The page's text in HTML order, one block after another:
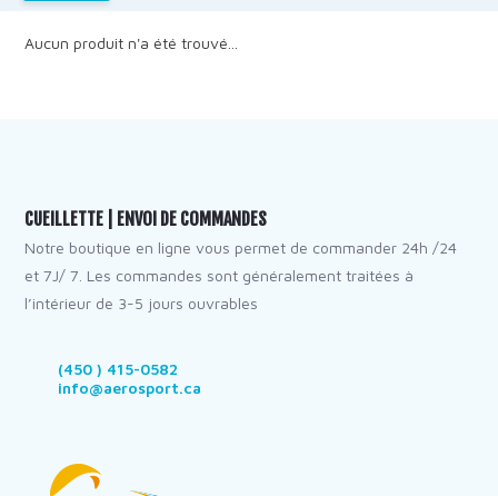
Aucun produit n'a été trouvé...
CUEILLETTE | ENVOI DE COMMANDES
Notre boutique en ligne vous permet de commander 24h /24
et 7J/ 7. Les commandes sont généralement traitées à
l’intérieur de 3-5 jours ouvrables
(450 ) 415-0582
info@aerosport.ca